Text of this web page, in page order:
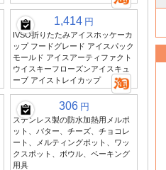
1,414 円
IVSO折りたたみアイスホッケーカ
ップ フードグレード アイスパック
モールド アイスアーティファクト
ウイスキーフローズンアイスキュ
ーブ アイストレイカップ
306 円
ステンレス製の防水加熱用メルポ
ット、バター、チーズ、チョコレ
ート、メルティングポット、ワッ
クスポット、ボウル、ベーキング
用具